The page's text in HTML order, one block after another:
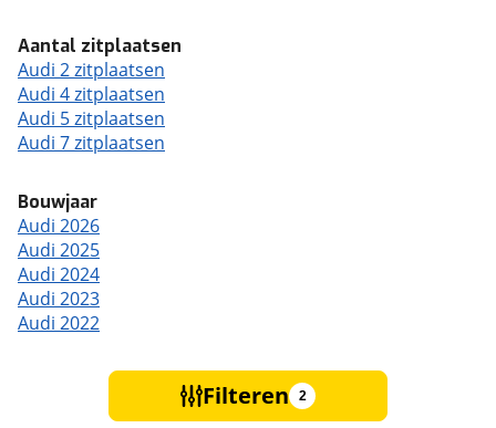
Aantal zitplaatsen
Audi 2 zitplaatsen
Audi 4 zitplaatsen
Audi 5 zitplaatsen
Audi 7 zitplaatsen
Bouwjaar
Audi 2026
Audi 2025
Audi 2024
Audi 2023
Audi 2022
Filteren 2